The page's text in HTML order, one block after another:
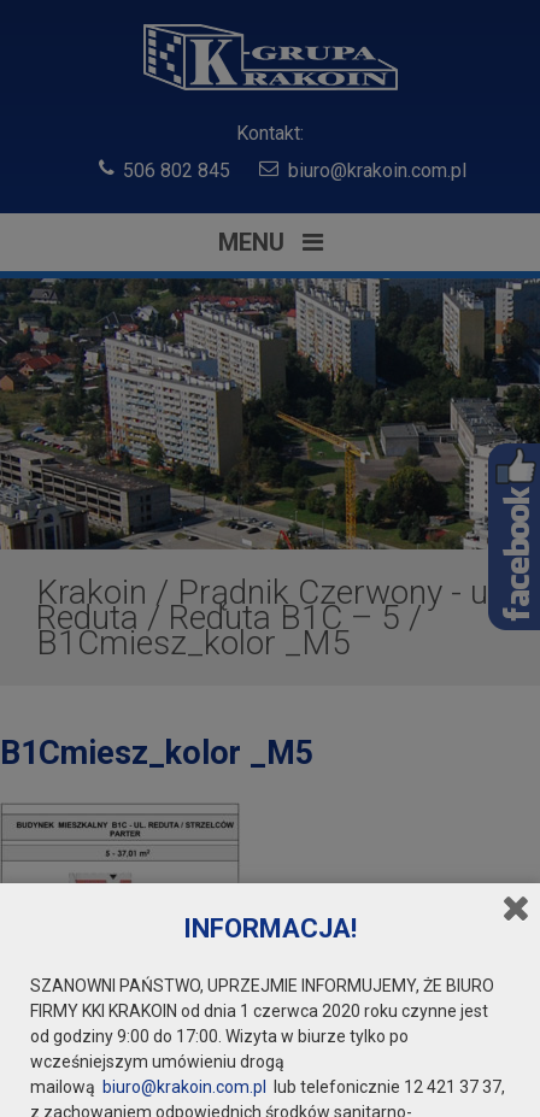
Kontakt:
506 802 845
biuro@krakoin.com.pl
MENU
Krakoin / Prądnik Czerwony - ul.
Reduta/ Reduta B1C – 5/
B1Cmiesz_kolor _M5
B1Cmiesz_kolor _M5
INFORMACJA!
SZANOWNI PAŃSTWO, UPRZEJMIE INFORMUJEMY, ŻE BIURO
FIRMY KKI KRAKOIN od dnia 1 czerwca 2020 roku czynne jest
od godziny 9:00 do 17:00. Wizyta w biurze tylko po
wcześniejszym umówieniu drogą
mailową biuro@krakoin.com.pl
lub telefonicznie 12 421 37 37,
z zachowaniem odpowiednich środków sanitarno-